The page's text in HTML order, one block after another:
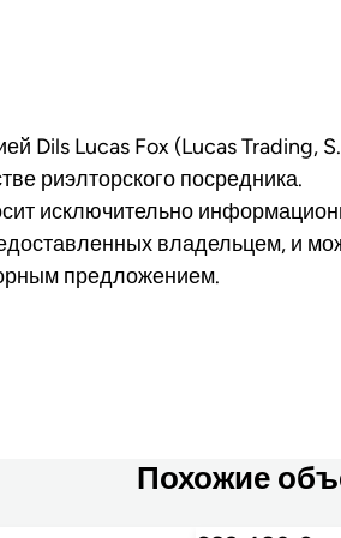
Dils Lucas Fox (Lucas Trading,
риэлторского посредника.
исключительно
владельцем, и
предложением.
Похожие